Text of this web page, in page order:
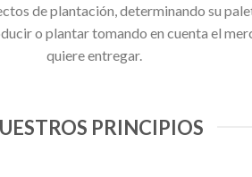
de plantación, determinando su
o plantar tomando en cuenta el
quiere entregar.
PRINCIPIOS